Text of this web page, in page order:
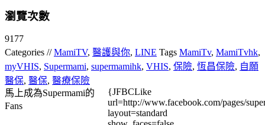
瀏覽次數
9177
Categories //MamiTV, 醫護與你, LINE Tags MamiTv, MamiTvhk,
myVHIS, Supermami, supermamihk, VHIS, 保險, 恆昌保險, 自願
醫保, 醫保, 醫療保險
馬上成為Supermami的
Fans
{JFBCLike
url=http://www.facebook.com/pages/
layout=standard